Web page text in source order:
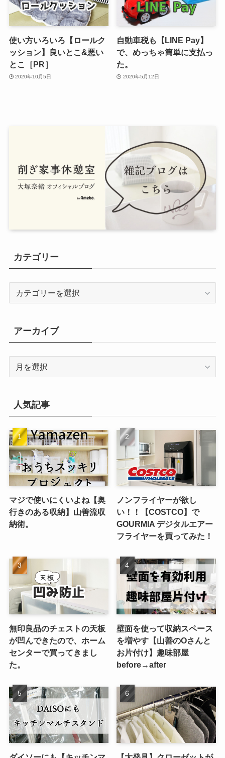
使い方いろいろ【ロールク
ッション】良いとこ&悪い
とこ［PR］
2020年10月5日
自動車税も【LINE Pay】
で、めっちゃ簡単に支払っ
た。
2020年5月12日
カテゴリー
リ
ー
アーカイブ
ブ
人気記事
マジで使いにくいよね【奥
行きのある収納】山善流収
納術。
ノンフライヤーが欲し
い！！【COSTCO】で
GOURMIA デジタルエアー
フライヤーを買ってみた！
無印良品のチェストの天板
が凹んできたので、ホーム
センターで買ってきまし
た。
壁面を使って収納スペース
を増やす【山善のOさんと
お片付け】趣味部屋
before→after